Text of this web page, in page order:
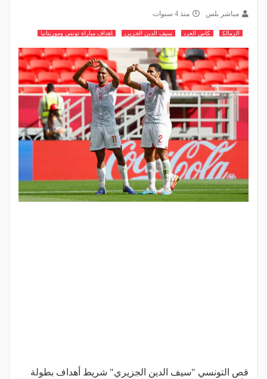
مباشر بلس منذ 4 سنوات
الزمالك كاس العرب سيف الدين الجزيري اهداف مباراة تونس وموريتانيا
قص التونسي "سيف الدين الجزيري" شريط أهداف بطولة